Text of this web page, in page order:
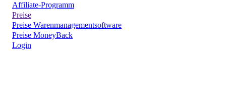
Affiliate-Programm
Preise
Preise Warenmanagementsoftware
Preise MoneyBack
Login